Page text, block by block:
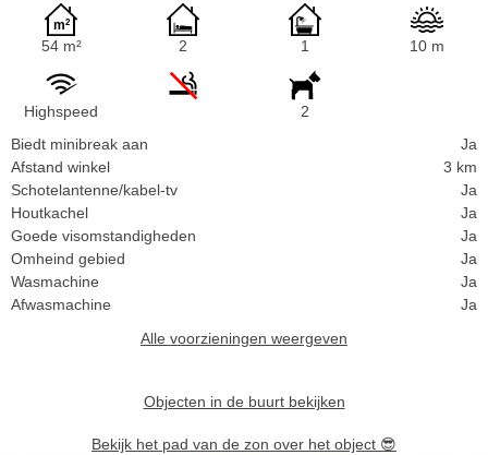
54 m² 2 1 10 m
Highspeed
2
Biedt minibreak aan
Ja
Afstand winkel
3 km
Schotelantenne/kabel-tv
Ja
Houtkachel
Ja
Goede visomstandigheden
Ja
Omheind gebied
Ja
Wasmachine
Ja
Afwasmachine
Ja
Alle voorzieningen weergeven
Objecten in de buurt bekijken
Bekijk het pad van de zon over het object 😎